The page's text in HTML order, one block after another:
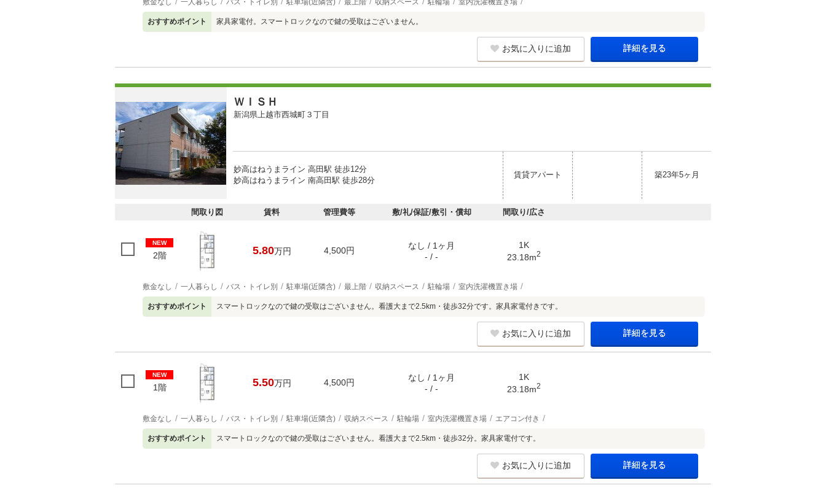
敷金なし 一人暮らし バス・トイレ別 駐車場(近隣含) 最上階 収納スペース 駐輪場 室内洗濯機置き場
おすすめポイント 家具家電付。スマートロックなので鍵の受取はございません。
お気に入りに追加 詳細を見る
ＷＩＳＨ
新潟県上越市西城町３丁目
妙高はねうまライン 高田駅 徒歩12分
妙高はねうまライン 南高田駅 徒歩28分
賃貸アパート 築23年5ヶ月
間取り図 賃料 管理費等 敷/礼/保証/敷引・償却 間取り/広さ
NEW
2階 5.80万円 4,500円
なし / 1ヶ月
- / -
1K
23.18m2
敷金なし 一人暮らし バス・トイレ別 駐車場(近隣含) 最上階 収納スペース 駐輪場 室内洗濯機置き場
おすすめポイント スマートロックなので鍵の受取はございません。看護大まで2.5km・徒歩32分です。家具家電付きです。
お気に入りに追加 詳細を見る
NEW
1階 5.50万円 4,500円
なし / 1ヶ月
- / -
1K
23.18m2
敷金なし 一人暮らし バス・トイレ別 駐車場(近隣含) 収納スペース 駐輪場 室内洗濯機置き場 エアコン付き
おすすめポイント スマートロックなので鍵の受取はございません。看護大まで2.5km・徒歩32分。家具家電付です。
お気に入りに追加 詳細を見る